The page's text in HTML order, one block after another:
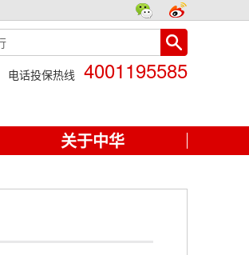
电话投保热线 4001195585
关于中华